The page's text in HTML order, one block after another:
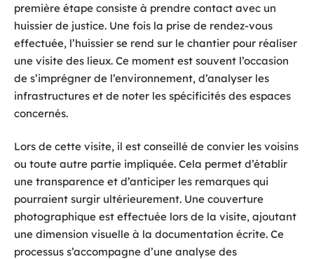
première étape consiste à prendre contact avec un
huissier de justice. Une fois la prise de rendez-vous
effectuée, l’huissier se rend sur le chantier pour réaliser
une visite des lieux. Ce moment est souvent l’occasion
de s’imprégner de l’environnement, d’analyser les
infrastructures et de noter les spécificités des espaces
concernés.
Lors de cette visite, il est conseillé de convier les voisins
ou toute autre partie impliquée. Cela permet d’établir
une transparence et d’anticiper les remarques qui
pourraient surgir ultérieurement. Une couverture
photographique est effectuée lors de la visite, ajoutant
une dimension visuelle à la documentation écrite. Ce
processus s’accompagne d’une analyse des